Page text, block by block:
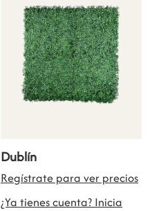
Dublín
Regístrate para ver precios
¿Ya tienes cuenta? Inicia